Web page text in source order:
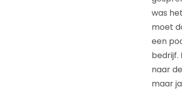
was
moet
een
bedrijf.
naar
maar